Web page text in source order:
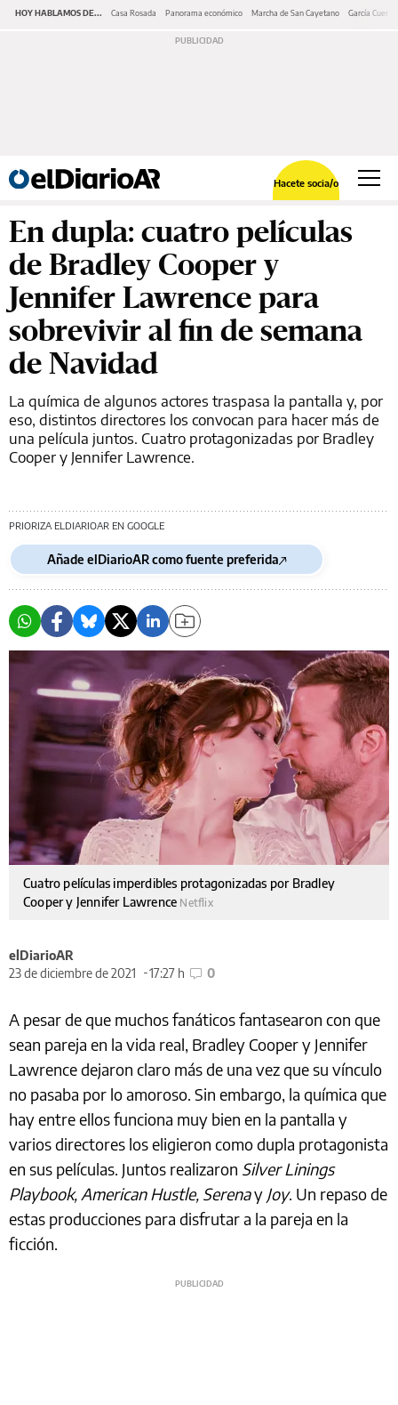
HOY HABLAMOS DE... Casa Rosada Panorama económico Marcha de San Cayetano García Cuerva
Hacete socia/o
En dupla: cuatro películas
de Bradley Cooper y
Jennifer Lawrence para
sobrevivir al fin de semana
de Navidad
La química de algunos actores traspasa la pantalla y, por
eso, distintos directores los convocan para hacer más de
una película juntos. Cuatro protagonizadas por Bradley
Cooper y Jennifer Lawrence.
PRIORIZA ELDIARIOAR EN GOOGLE
Añade elDiarioAR como fuente preferida
Cuatro películas imperdibles protagonizadas por Bradley
Cooper y Jennifer Lawrence Netflix
elDiarioAR
23 de diciembre de 2021
17:27 h 0
A pesar de que muchos fanáticos fantasearon con que
sean pareja en la vida real, Bradley Cooper y Jennifer
Lawrence dejaron claro más de una vez que su vínculo
no pasaba por lo amoroso. Sin embargo, la química que
hay entre ellos funciona muy bien en la pantalla y
varios directores los eligieron como dupla protagonista
en sus películas. Juntos realizaron Silver Linings
Playbook, American Hustle, Serenay Joy. Un repaso de
estas producciones para disfrutar a la pareja en la
ficción.